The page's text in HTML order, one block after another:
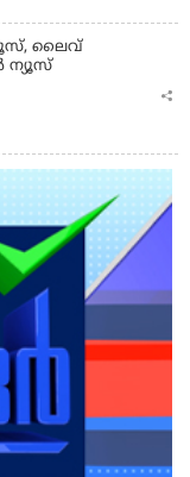
ലൈവ്
ന്യൂസ്